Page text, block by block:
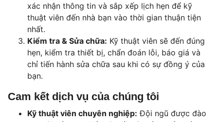
xác nhận thông tin và sắp xếp lịch hẹn để kỹ
thuật viên đến nhà bạn vào thời gian thuận tiện
nhất.
Kiểm tra & Sửa chữa: Kỹ thuật viên sẽ đến đúng
hẹn, kiểm tra thiết bị, chẩn đoán lỗi, báo giá và
chỉ tiến hành sửa chữa sau khi có sự đồng ý của
bạn.
Cam kết dịch vụ của chúng tôi
Kỹ thuật viên chuyên nghiệp: Đội ngũ được đào